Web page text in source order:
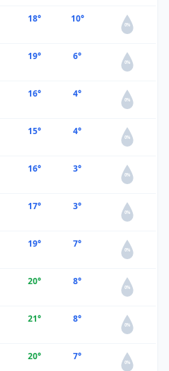
18° 10°
0%
19° 6°
0%
16° 4°
0%
15° 4°
0%
16° 3°
0%
17° 3°
0%
19° 7°
0%
20° 8°
0%
21° 8°
0%
20° 7°
0%